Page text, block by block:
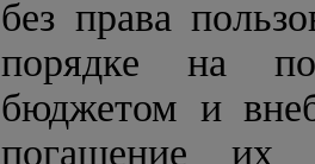
без права
порядке на
бюджетом и
погашение их